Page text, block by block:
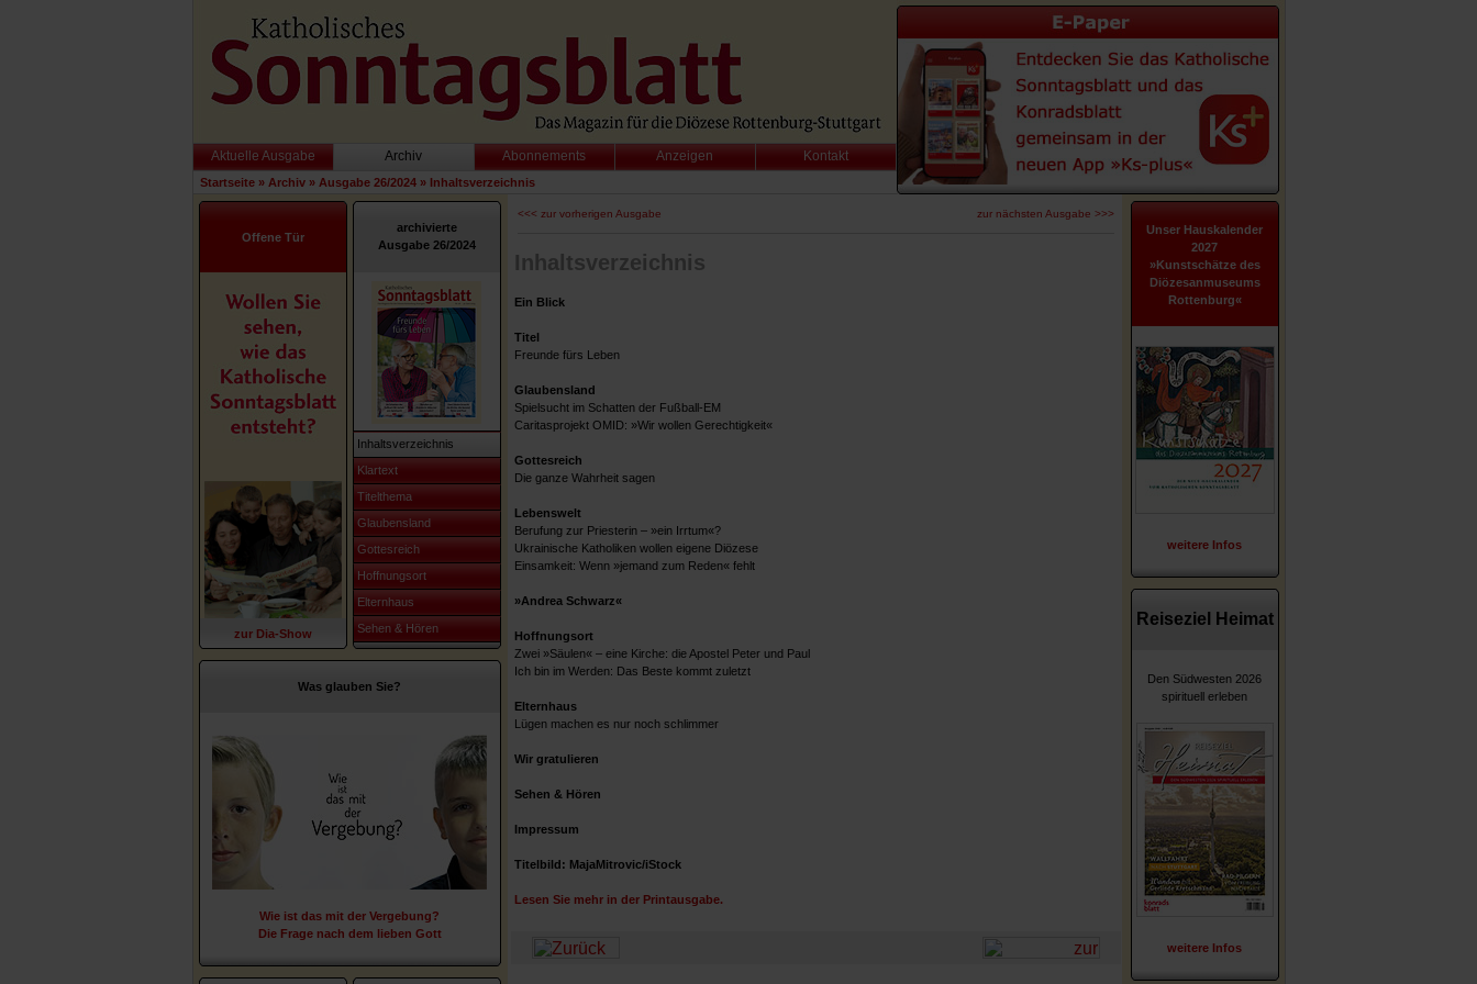
Aktuelle Ausgabe Archiv Abonnements Anzeigen Kontakt
Startseite» Archiv» Ausgabe 26/2024» Inhaltsverzeichnis
Offene Tür
zur Dia-Show
archivierte
Ausgabe 26/2024
Inhaltsverzeichnis
Klartext
Titelthema
Glaubensland
Gottesreich
Hoffnungsort
Elternhaus
Sehen & Hören
Was glauben Sie?
Wie ist das mit der Vergebung?
Die Frage nach dem lieben Gott
<<< zur vorherigen Ausgabe zur nächsten Ausgabe >>>
Inhaltsverzeichnis
Ein Blick
Titel
Freunde fürs Leben
Glaubensland
Spielsucht im Schatten der Fußball-EM
Caritasprojekt OMID: »Wir wollen Gerechtigkeit«
Gottesreich
Die ganze Wahrheit sagen
Lebenswelt
Berufung zur Priesterin – »ein Irrtum«?
Ukrainische Katholiken wollen eigene Diözese
Einsamkeit: Wenn »jemand zum Reden« fehlt
»Andrea Schwarz«
Hoffnungsort
Zwei »Säulen« – eine Kirche: die Apostel Peter und Paul
Ich bin im Werden: Das Beste kommt zuletzt
Elternhaus
Lügen machen es nur noch schlimmer
Wir gratulieren
Sehen & Hören
Impressum
Titelbild: MajaMitrovic/iStock
Lesen Sie mehr in der Printausgabe.
Unser Hauskalender
2027
»Kunstschätze des
Diözesanmuseums
Rottenburg«
weitere Infos
Reiseziel Heimat
Den Südwesten 2026
spirituell erleben
weitere Infos